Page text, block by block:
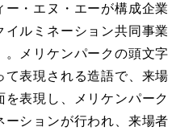
・エヌ・エーが構成企業
イルミネーション共同事業
メリケンパークの頭文字
て表現される造語で、来場
表現し、メリケンパーク
ーションが行われ、来場者